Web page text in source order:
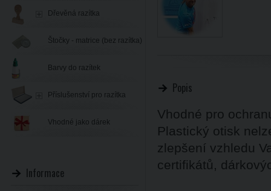
Popis
Vhodné pro
Plastický otisk
zlepšení vzhledu
certifikátů,
Dřevěná razítka
Štočky - matrice (bez razítka)
Barvy do razítek
Příslušenství pro razítka
Vhodné jako dárek
Informace